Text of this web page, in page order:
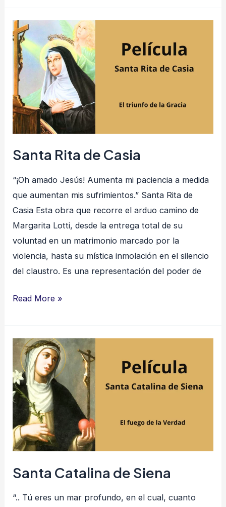
Santa Rita de Casia
“¡Oh amado Jesús! Aumenta mi paciencia a medida
que aumentan mis sufrimientos.” Santa Rita de
Casia Esta obra que recorre el arduo camino de
Margarita Lotti, desde la entrega total de su
voluntad en un matrimonio marcado por la
violencia, hasta su mística inmolación en el silencio
del claustro. Es una representación del poder de
Santa
Rita
de
Casia
Read More »
Santa Catalina de Siena
“.. Tú eres un mar profundo, en el cual, cuanto
Santa
Catalina
de
Siena